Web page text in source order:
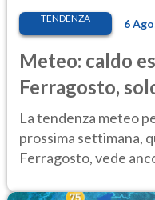
TENDENZA 6
Meteo: caldo
Ferragosto,
Ecco dove
La tendenza meteo
prossima settimana,
Ferragosto, vede